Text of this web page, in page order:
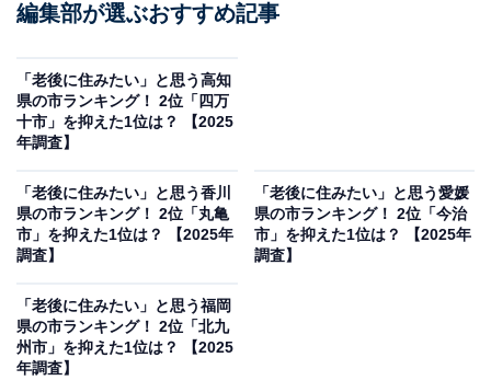
編集部が選ぶおすすめ記事
「老後に住みたい」と思う高知
県の市ランキング！ 2位「四万
十市」を抑えた1位は？ 【2025
年調査】
「老後に住みたい」と思う香川
県の市ランキング！ 2位「丸亀
市」を抑えた1位は？ 【2025年
調査】
「老後に住みたい」と思う愛媛
県の市ランキング！ 2位「今治
市」を抑えた1位は？ 【2025年
調査】
「老後に住みたい」と思う福岡
県の市ランキング！ 2位「北九
州市」を抑えた1位は？ 【2025
年調査】